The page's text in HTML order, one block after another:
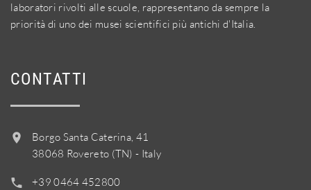
laboratori rivolti alle scuole, rappresentano da sempre la
priorità di uno dei musei scientifici più antichi d'Italia.
CONTATTI
Borgo Santa Caterina, 41
38068 Rovereto (TN) - Italy
+39 0464 452800